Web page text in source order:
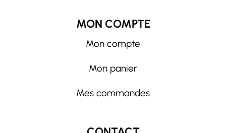
MON COMPTE
Mon compte
Mon panier
Mes commandes